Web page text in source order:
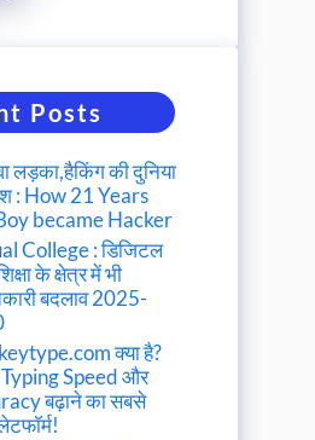
Posts
लड़का,हैकिंग की दुनिया
: How 21 Years
became Hacker
College : डिजिटल
के क्षेत्र में भी
बदलाव 2025-
क्या है?
Speed और
बढ़ाने का सबसे